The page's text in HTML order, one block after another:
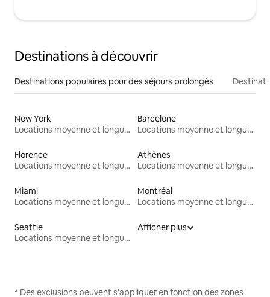
Destinations à découvrir
Destinations populaires pour des séjours prolongés
New York
Locations moyenne et longue durée
Barcelone
Locations moyenne et longue durée
Florence
Locations moyenne et longue durée
Athènes
Locations moyenne et longue durée
Miami
Locations moyenne et longue durée
Montréal
Locations moyenne et longue durée
Seattle
Locations moyenne et longue durée
Afficher plus
* Des exclusions peuvent s'appliquer en fonction des zones